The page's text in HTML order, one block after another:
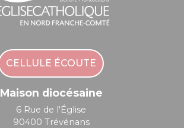
CELLULE ÉCOUTE
Maison diocésaine
6 Rue de l'Église
90400 Trévénans